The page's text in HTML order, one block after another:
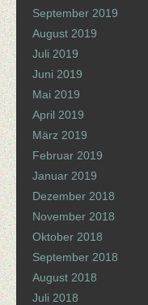
September 2019
August 2019
Juli 2019
Juni 2019
Mai 2019
April 2019
März 2019
Februar 2019
Januar 2019
Dezember 2018
November 2018
Oktober 2018
September 2018
August 2018
Juli 2018